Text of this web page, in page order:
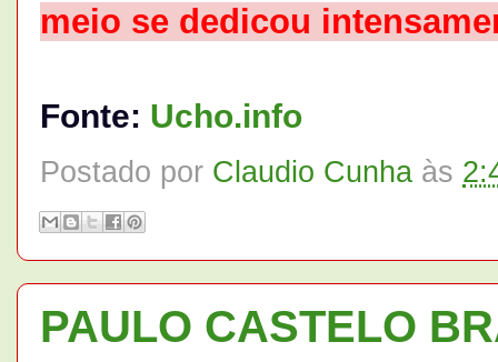
meio se dedicou
Fonte: Ucho.info
Postado por Claudio Cunha às
PAULO CASTELO